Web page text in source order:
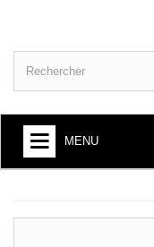
MENU
LITTÉRATURE